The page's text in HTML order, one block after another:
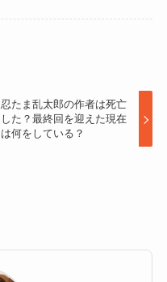
忍たま乱太郎の作者は死亡
した？最終回を迎えた現在
は何をしている？